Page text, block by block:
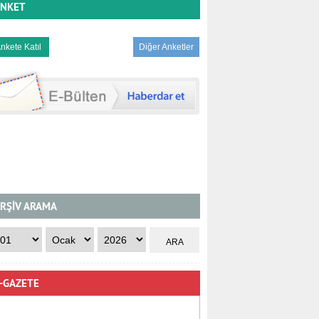
Diğer Anketler
ARAMA
GAZETE